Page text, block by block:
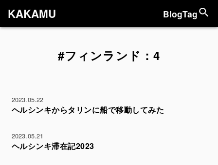
KAKAMU BlogTag
#フィンランド：4
2023.05.22
ヘルシンキからタリンに船で移動してみた
2023.05.21
ヘルシンキ滞在記2023